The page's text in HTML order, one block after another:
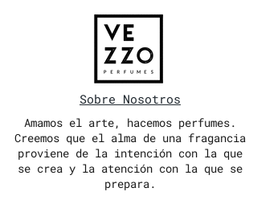
Sobre Nosotros
Amamos el arte, hacemos perfumes.
Creemos que el alma de una fragancia
proviene de la intención con la que
se crea y la atención con la que se
prepara.